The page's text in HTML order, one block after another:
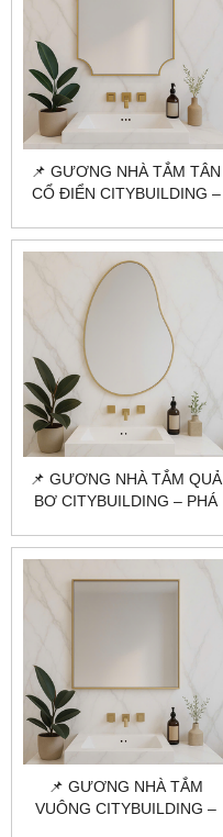
📌 GƯƠNG NHÀ TẮM TÂN
CỔ ĐIỂN CITYBUILDING –
ĐẠI
📌 GƯƠNG NHÀ TẮM QUẢ
BƠ CITYBUILDING – PHÁ
DECOR HIỆN ĐẠI
📌 GƯƠNG NHÀ TẮM
VUÔNG CITYBUILDING –